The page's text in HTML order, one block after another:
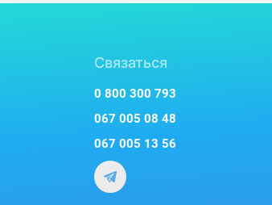
Связаться
0 800 300 793
067 005 08 48
067 005 13 56